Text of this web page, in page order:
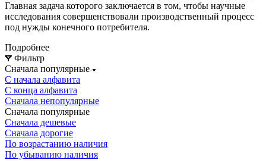
Главная задача которого заключается в том, чтобы научные
исследования совершенствовали производственный процесс
под нужды конечного потребителя.
Подробнее
Фильтр
Сначала популярные
С начала алфавита
С конца алфавита
Сначала непопулярные
Сначала популярные
Сначала дешевые
Сначала дорогие
По возрастанию наличия
По убыванию наличия